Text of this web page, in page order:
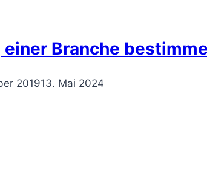
einer Branche
201913. Mai 2024